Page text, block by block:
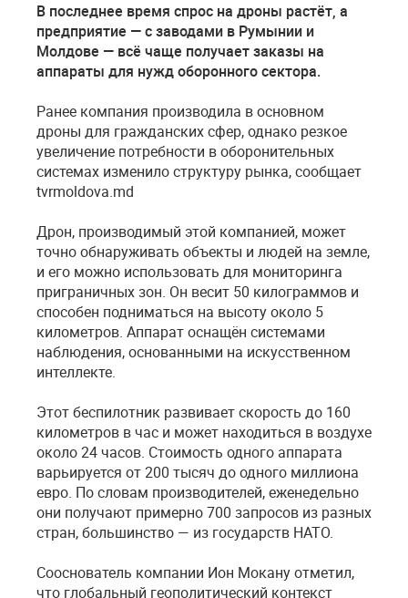
В последнее время спрос на дроны растёт, а
предприятие — с заводами в Румынии и
Молдове — всё чаще получает заказы на
аппараты для нужд оборонного сектора.
Ранее компания производила в основном
дроны для гражданских сфер, однако резкое
увеличение потребности в оборонительных
системах изменило структуру рынка, сообщает
tvrmoldova.md
Дрон, производимый этой компанией, может
точно обнаруживать объекты и людей на земле,
и его можно использовать для мониторинга
приграничных зон. Он весит 50 килограммов и
способен подниматься на высоту около 5
километров. Аппарат оснащён системами
наблюдения, основанными на искусственном
интеллекте.
Этот беспилотник развивает скорость до 160
километров в час и может находиться в воздухе
около 24 часов. Стоимость одного аппарата
варьируется от 200 тысяч до одного миллиона
евро. По словам производителей, еженедельно
они получают примерно 700 запросов из разных
стран, большинство — из государств НАТО.
Сооснователь компании Ион Мокану отметил,
что глобальный геополитический контекст